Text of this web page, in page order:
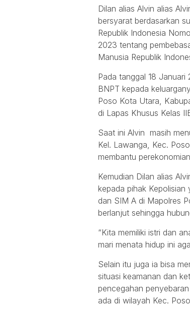
Dilan alias Alvin alias
bersyarat berdasarkan
Republik Indonesia
2023 tentang
Manusia Republik
Pada tanggal 18 Januari
BNPT kepada
Poso Kota Utara,
di Lapas Khusus Kelas
Saat ini Alvin masih
Kel. Lawanga, Kec.
membantu
Kemudian Dilan alias
kepada pihak Kepolisian
dan SIM A di Mapolres
berlanjut sehingga
“Kita memiliki istri dan
mari menata hidup ini
Selain itu juga ia bisa
situasi keamanan dan
pencegahan
ada di wilayah Kec.